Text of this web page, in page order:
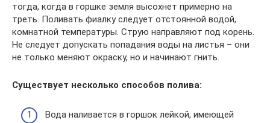
тогда, когда в горшке земля высохнет примерно на
треть. Поливать фиалку следует отстоянной водой,
комнатной температуры. Струю направляют под корень.
Не следует допускать попадания воды на листья – они
не только меняют окраску, но и начинают гнить.
Существует несколько способов полива:
Вода наливается в горшок лейкой, имеющей